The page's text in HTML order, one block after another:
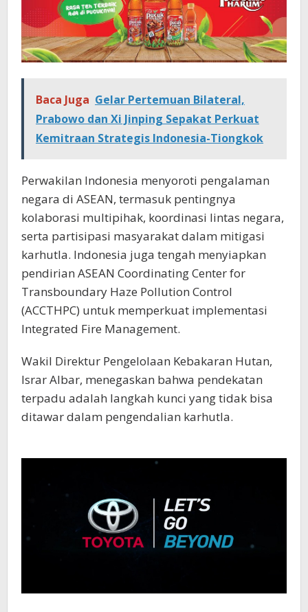
Baca Juga Gelar Pertemuan Bilateral,
Prabowo dan Xi Jinping Sepakat Perkuat
Kemitraan Strategis Indonesia-Tiongkok
Perwakilan Indonesia menyoroti pengalaman
negara di ASEAN, termasuk pentingnya
kolaborasi multipihak, koordinasi lintas negara,
serta partisipasi masyarakat dalam mitigasi
karhutla. Indonesia juga tengah menyiapkan
pendirian ASEAN Coordinating Center for
Transboundary Haze Pollution Control
(ACCTHPC) untuk memperkuat implementasi
Integrated Fire Management.
Wakil Direktur Pengelolaan Kebakaran Hutan,
Israr Albar, menegaskan bahwa pendekatan
terpadu adalah langkah kunci yang tidak bisa
ditawar dalam pengendalian karhutla.